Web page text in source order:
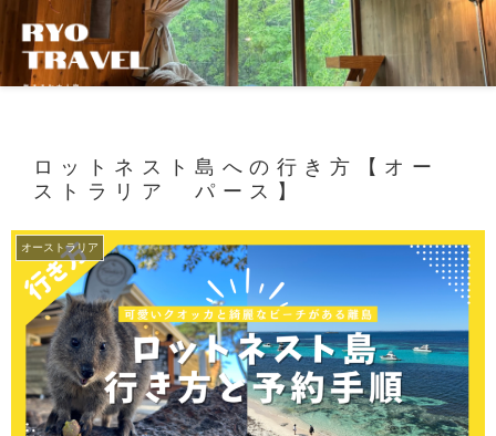
ロットネスト島への行き方【オー
ストラリア パース】
オーストラリア